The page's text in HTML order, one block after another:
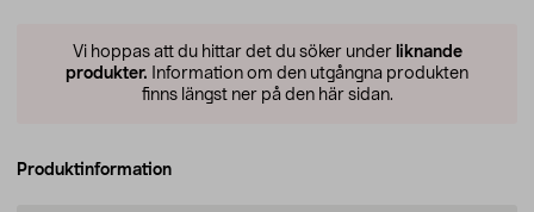
Vi hoppas att du hittar det du söker under liknande
produkter. Information om den utgångna produkten
finns längst ner på den här sidan.
Produktinformation